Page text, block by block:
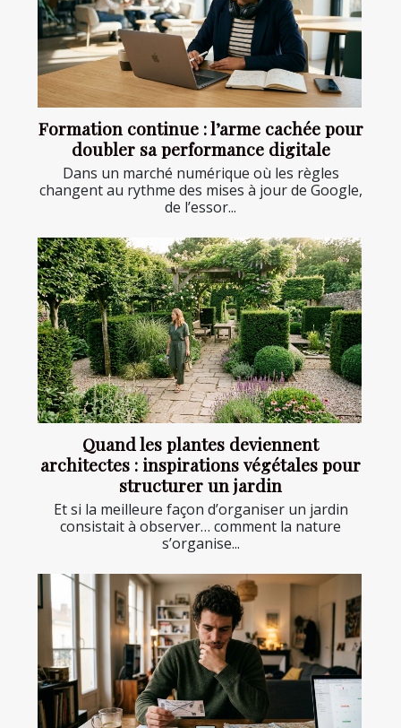
Formation continue : l’arme cachée pour
doubler sa performance digitale
Dans un marché numérique où les règles
changent au rythme des mises à jour de Google,
de l’essor...
Quand les plantes deviennent
architectes : inspirations végétales pour
structurer un jardin
Et si la meilleure façon d’organiser un jardin
consistait à observer… comment la nature
s’organise...